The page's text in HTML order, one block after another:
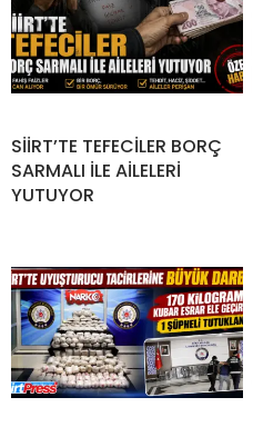
SİİRT’TE TEFECİLER BORÇ
SARMALI İLE AİLELERİ
YUTUYOR